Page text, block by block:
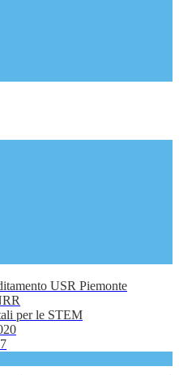
USR Piemonte
per le STEM